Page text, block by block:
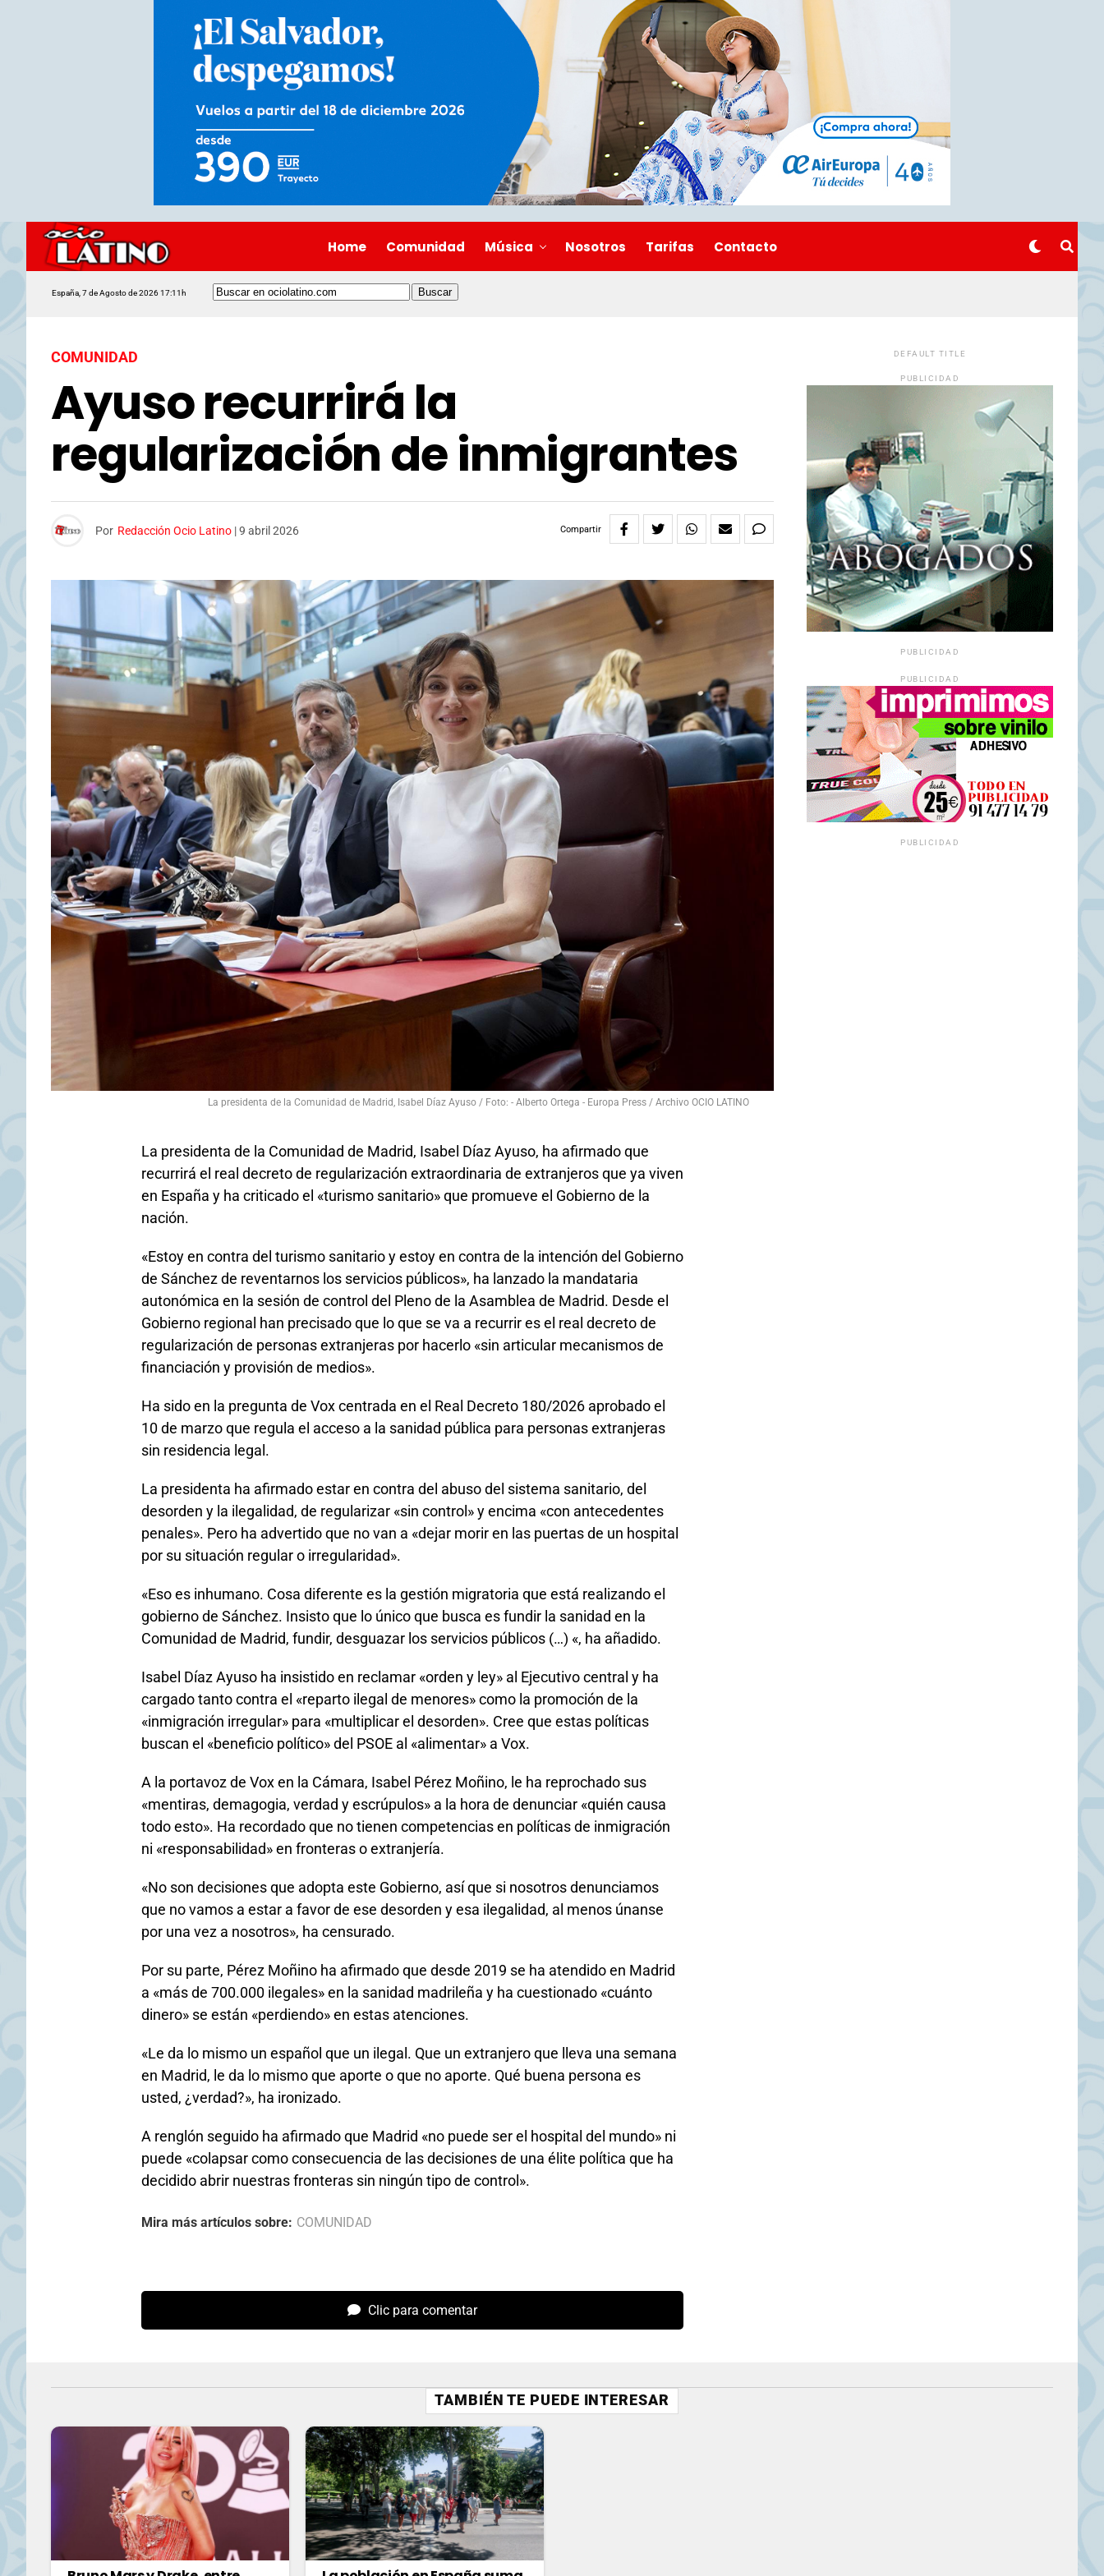
Home Comunidad Música Nosotros Tarifas Contacto
España, 7 de Agosto de 2026 17:11h
COMUNIDAD
Ayuso recurrirá la
regularización de inmigrantes
Por Redacción Ocio Latino |9 abril 2026 Compartir
La presidenta de la Comunidad de Madrid, Isabel Díaz Ayuso / Foto: - Alberto Ortega - Europa Press / Archivo OCIO LATINO
La presidenta de la Comunidad de Madrid, Isabel Díaz Ayuso, ha afirmado que
recurrirá el real decreto de regularización extraordinaria de extranjeros que ya viven
en España y ha criticado el «turismo sanitario» que promueve el Gobierno de la
nación.
«Estoy en contra del turismo sanitario y estoy en contra de la intención del Gobierno
de Sánchez de reventarnos los servicios públicos», ha lanzado la mandataria
autonómica en la sesión de control del Pleno de la Asamblea de Madrid. Desde el
Gobierno regional han precisado que lo que se va a recurrir es el real decreto de
regularización de personas extranjeras por hacerlo «sin articular mecanismos de
financiación y provisión de medios».
Ha sido en la pregunta de Vox centrada en el Real Decreto 180/2026 aprobado el
10 de marzo que regula el acceso a la sanidad pública para personas extranjeras
sin residencia legal.
La presidenta ha afirmado estar en contra del abuso del sistema sanitario, del
desorden y la ilegalidad, de regularizar «sin control» y encima «con antecedentes
penales». Pero ha advertido que no van a «dejar morir en las puertas de un hospital
por su situación regular o irregularidad».
«Eso es inhumano. Cosa diferente es la gestión migratoria que está realizando el
gobierno de Sánchez. Insisto que lo único que busca es fundir la sanidad en la
Comunidad de Madrid, fundir, desguazar los servicios públicos (…) «, ha añadido.
Isabel Díaz Ayuso ha insistido en reclamar «orden y ley» al Ejecutivo central y ha
cargado tanto contra el «reparto ilegal de menores» como la promoción de la
«inmigración irregular» para «multiplicar el desorden». Cree que estas políticas
buscan el «beneficio político» del PSOE al «alimentar» a Vox.
A la portavoz de Vox en la Cámara, Isabel Pérez Moñino, le ha reprochado sus
«mentiras, demagogia, verdad y escrúpulos» a la hora de denunciar «quién causa
todo esto». Ha recordado que no tienen competencias en políticas de inmigración
ni «responsabilidad» en fronteras o extranjería.
«No son decisiones que adopta este Gobierno, así que si nosotros denunciamos
que no vamos a estar a favor de ese desorden y esa ilegalidad, al menos únanse
por una vez a nosotros», ha censurado.
Por su parte, Pérez Moñino ha afirmado que desde 2019 se ha atendido en Madrid
a «más de 700.000 ilegales» en la sanidad madrileña y ha cuestionado «cuánto
dinero» se están «perdiendo» en estas atenciones.
«Le da lo mismo un español que un ilegal. Que un extranjero que lleva una semana
en Madrid, le da lo mismo que aporte o que no aporte. Qué buena persona es
usted, ¿verdad?», ha ironizado.
A renglón seguido ha afirmado que Madrid «no puede ser el hospital del mundo» ni
puede «colapsar como consecuencia de las decisiones de una élite política que ha
decidido abrir nuestras fronteras sin ningún tipo de control».
Mira más artículos sobre: COMUNIDAD
Clic para comentar
DEFAULT TITLE
PUBLICIDAD
PUBLICIDAD
PUBLICIDAD
PUBLICIDAD
TAMBIÉN TE PUEDE INTERESAR